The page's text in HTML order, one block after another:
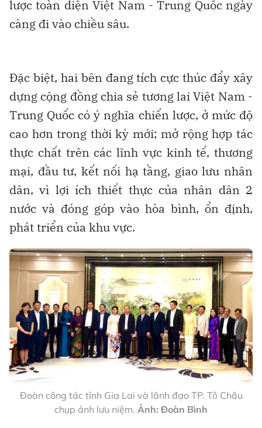
lược toàn diện Việt Nam - Trung Quốc ngày
càng đi vào chiều sâu.
Đặc biệt, hai bên đang tích cực thúc đẩy xây
dựng cộng đồng chia sẻ tương lai Việt Nam -
Trung Quốc có ý nghĩa chiến lược, ở mức độ
cao hơn trong thời kỳ mới; mở rộng hợp tác
thực chất trên các lĩnh vực kinh tế, thương
mại, đầu tư, kết nối hạ tầng, giao lưu nhân
dân, vì lợi ích thiết thực của nhân dân 2
nước và đóng góp vào hòa bình, ổn định,
phát triển của khu vực.
Đoàn công tác tỉnh Gia Lai và lãnh đạo TP. Tô Châu
chụp ảnh lưu niệm. Ảnh: Đoàn Bình